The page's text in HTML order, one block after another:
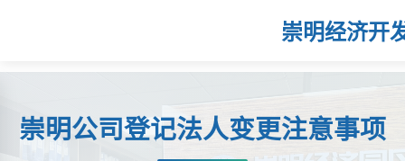
崇明经济开
崇明公司登记法人变更注意事项